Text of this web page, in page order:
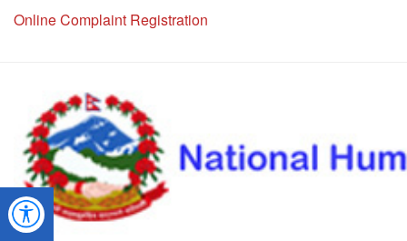
NHRC Hotline - +977-1-5010000 (24 Hours, 365 Days)